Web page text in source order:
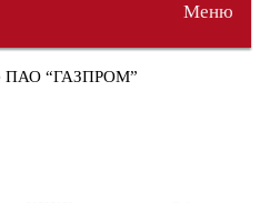
Меню
ПАО “ГАЗПРОМ”